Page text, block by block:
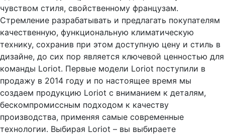
чувством стиля, свойственному французам.
Стремление разрабатывать и предлагать покупателям
качественную, функциональную климатическую
технику, сохранив при этом доступную цену и стиль в
дизайне, до сих пор является ключевой ценностью для
команды Loriot. Первые модели Loriot поступили в
продажу в 2014 году и по настоящее время мы
создаем продукцию Loriot с вниманием к деталям,
бескомпромиссным подходом к качеству
производства, применяя самые современные
технологии. Выбирая Loriot – вы выбираете